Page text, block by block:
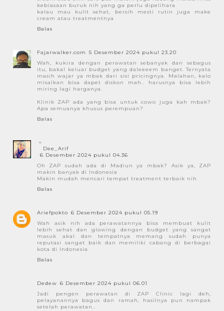
kebiasaan buruk nih yang ga perlu dipelihara
kalau mau kulit sehat, bersih mesti rutin juga make
cream atau treatmentnya
Balas
Fajarwalker.com
5 Desember 2024 pukul 23.20
Wah, kukira dengan perawatan sebanyak dan sebagus
itu, bakal keluar budget yang daleeeem banget. Ternyata
masih wajar ya mbak dari sisi pricingnya. Malahan, kalo
misalkan bisa dapet diskon mah.. harusnya bisa lebih
miring lagi harganya.
Klinik ZAP ada yang bisa untuk cowo juga kah mbak?
Apa semuanya khusus perempuan?
Balas
Dee_Arif
6 Desember 2024 pukul 04.36
Oh ZAP sudah ada di Madiun ya mbak? Asik ya, ZAP
makin banyak di Indonesia
Makin mudah mencari tempat treatment terbaik nih
Balas
Ariefpokto 6 Desember 2024 pukul 05.19
Wah asik nih ada perawatannya bisa membuat kulit
lebih sehat dan glowing dengan budget yang sangat
masuk akal dan tempatnya memang sudah punya
reputasi sangat baik dan memiliki cabang di berbagai
kota di Indonesia
Balas
Dedew 6 Desember 2024 pukul 06.01
Jadi pengen perawatan di ZAP Clinic lagi deh,
pelayanannya bagus dan ramah, hasilnya pun nampak
setelah perawatan..